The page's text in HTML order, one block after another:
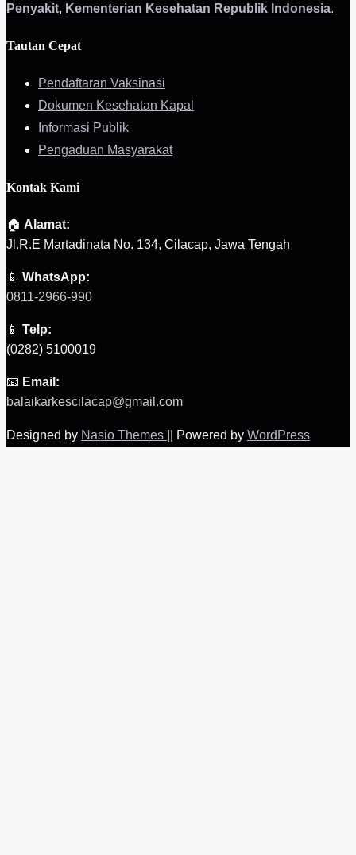
Penyakit, Kementerian Kesehatan Republik Indonesia.
Tautan Cepat
Pendaftaran Vaksinasi
Dokumen Kesehatan Kapal
Informasi Publik
Pengaduan Masyarakat
Kontak Kami
🏠 Alamat:
Jl.R.E Martadinata No. 134, Cilacap, Jawa Tengah
📱 WhatsApp:
0811-2966-990
📱 Telp:
(0282) 5100019
📧 Email:
balaikarkescilacap@gmail.com
Designed by Nasio Themes Powered by WordPress